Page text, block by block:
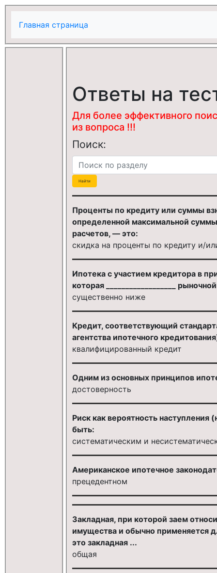
Главная страница
Ответы на
Для более эффективного
из вопроса !!!
Поиск:
Проценты по кредиту или суммы
определенной максимальной суммы
расчетов, — это:
скидка на проценты по кредиту и/
Ипотека с участием кредитора в
которая __________________
существенно ниже
Кредит, соответствующий
агентства ипотечного
квалифицированный кредит
Одним из основных принципов
достоверность
Риск как вероятность
быть:
систематическим и
Американское ипотечное
прецедентном
Закладная, при которой заем
имущества и обычно применяется
это закладная ...
общая